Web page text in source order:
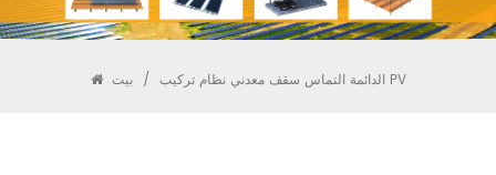
بيت / الدائمة التماس سقف معدني نظام تركيب PV